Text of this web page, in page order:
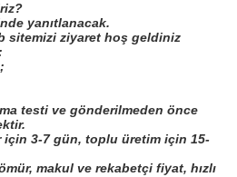
yanıtlanacak.
sitemizi ziyaret hoş geldiniz
testi ve gönderilmeden önce
için 3-7 gün, toplu üretim için 15-
makul ve rekabetçi fiyat, hızlı